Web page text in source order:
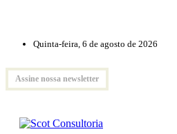
Quinta-feira, 6 de agosto de 2026
Assine nossa newsletter